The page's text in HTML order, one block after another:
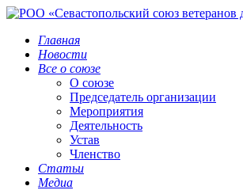
Главная
Новости
Все о союзе
О союзе
Председатель организации
Мероприятия
Деятельность
Устав
Членство
Статьи
Медиа